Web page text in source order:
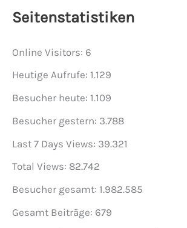
Seitenstatistiken
Online Visitors: 6
Heutige Aufrufe: 1.129
Besucher heute: 1.109
Besucher gestern: 3.788
Last 7 Days Views: 39.321
Total Views: 82.742
Besucher gesamt: 1.982.585
Gesamt Beiträge: 679